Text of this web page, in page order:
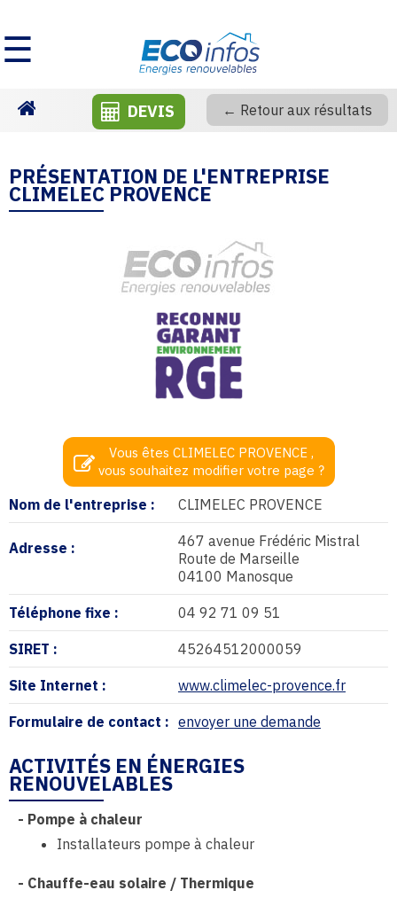
☰
DEVIS ← Retour aux résultats
PRÉSENTATION DE L'ENTREPRISE
CLIMELEC PROVENCE
Nom de l'entreprise : CLIMELEC PROVENCE
Adresse :
467 avenue Frédéric Mistral
Route de Marseille
04100 Manosque
Téléphone fixe : 04 92 71 09 51
SIRET : 45264512000059
Site Internet : www.climelec-provence.fr
Formulaire de contact : envoyer une demande
Vous êtes CLIMELEC PROVENCE ,
vous souhaitez modifier votre page ?
ACTIVITÉS EN ÉNERGIES
RENOUVELABLES
- Pompe à chaleur
Installateurs pompe à chaleur
- Chauffe-eau solaire / Thermique